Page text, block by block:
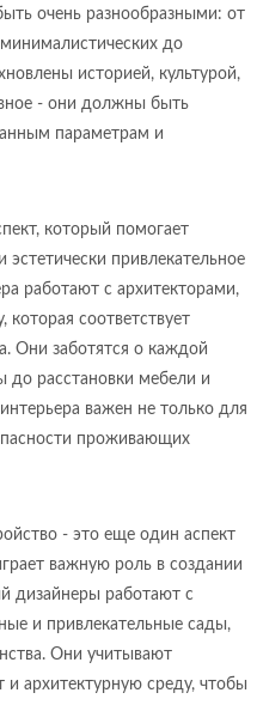
очень разнообразными: от
до
историей, культурой,
- они должны быть
параметрам и
который помогает
привлекательное
работают с архитекторами,
соответствует
Они заботятся о каждой
до расстановки мебели и
важен не только для
проживающих
- это еще один аспект
важную роль в создании
дизайнеры работают с
и привлекательные сады,
Они учитывают
архитектурную среду, чтобы